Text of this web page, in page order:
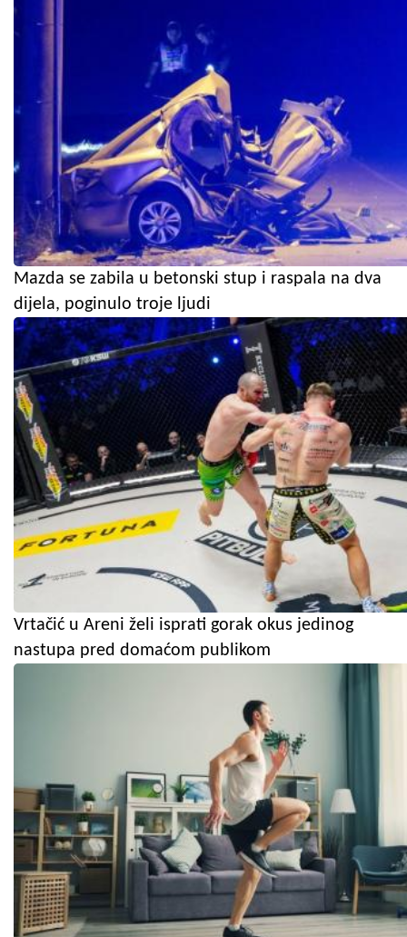
Mazda se zabila u betonski stup i raspala na dva
dijela, poginulo troje ljudi
Vrtačić u Areni želi isprati gorak okus jedinog
nastupa pred domaćom publikom